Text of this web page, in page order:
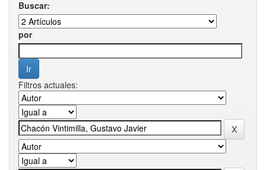
Buscar:
por
Filtros actuales: